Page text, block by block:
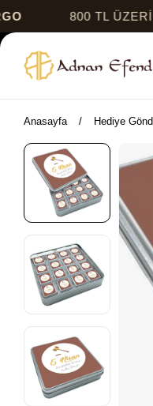
800 TL ÜZERİ
Anasayfa Hediye